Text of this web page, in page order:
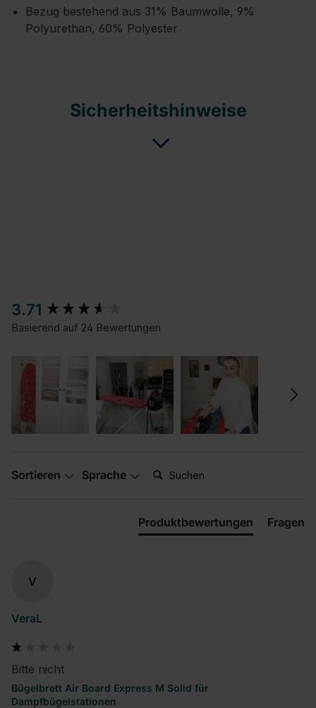
Bezug bestehend aus 31% Baumwolle, 9%
Polyurethan, 60% Polyester
Sicherheitshinweise
3.71
Basierend auf 24 Bewertungen
Sortieren Sprache Suchen:
Produktbewertungen Fragen
V
VeraL
Bitte nicht
Bügelbrett Air Board Express M Solid für
Dampfbügelstationen
New content loaded